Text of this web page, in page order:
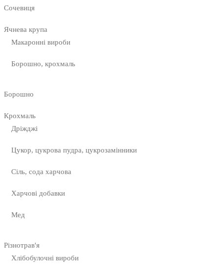
Сочевиця
Ячнева крупа
Макаронні вироби
Борошно, крохмаль
Борошно
Крохмаль
Дріжджі
Цукор, цукрова пудра, цукрозамінники
Сіль, сода харчова
Харчові добавки
Мед
Різнотрав'я
Хлібобулочні вироби